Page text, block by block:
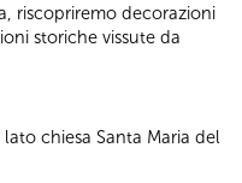
riscopriremo decorazioni
storiche vissute da
chiesa Santa Maria del